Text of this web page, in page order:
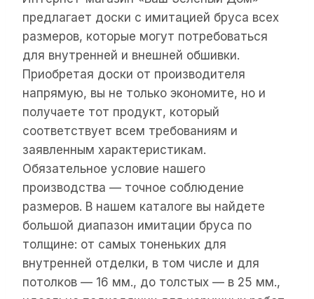
предлагает доски с имитацией бруса всех
размеров, которые могут потребоваться
для внутренней и внешней обшивки.
Приобретая доски от производителя
напрямую, вы не только экономите, но и
получаете тот продукт, который
соответствует всем требованиям и
заявленным характеристикам.
Обязательное условие нашего
производства — точное соблюдение
размеров. В нашем каталоге вы найдете
большой диапазон имитации бруса по
толщине: от самых тоненьких для
внутренней отделки, в том числе и для
потолков — 16 мм., до толстых — в 25 мм.,